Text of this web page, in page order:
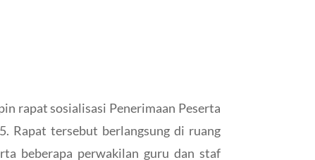
rapat sosialisasi Penerimaan Peserta
Rapat tersebut berlangsung di ruang
beberapa perwakilan guru dan staf